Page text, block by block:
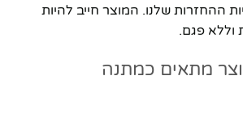
ההחזרות שלנו. המוצר חייב להיות
וללא פגם.
מתאים כמתנה